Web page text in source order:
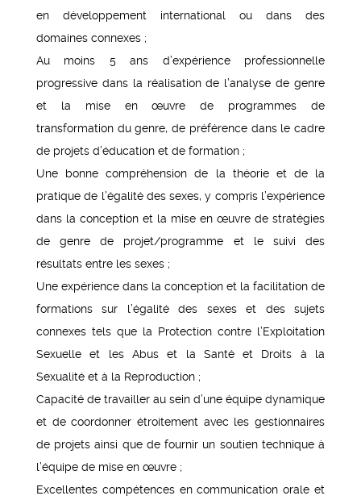
en développement international ou dans des
domaines connexes ;
Au moins 5 ans d’expérience professionnelle
progressive dans la réalisation de l’analyse de genre
et la mise en œuvre de programmes de
transformation du genre, de préférence dans le cadre
de projets d’éducation et de formation ;
Une bonne compréhension de la théorie et de la
pratique de l’égalité des sexes, y compris l’expérience
dans la conception et la mise en œuvre de stratégies
de genre de projet/programme et le suivi des
résultats entre les sexes ;
Une expérience dans la conception et la facilitation de
formations sur l’égalité des sexes et des sujets
connexes tels que la Protection contre l’Exploitation
Sexuelle et les Abus et la Santé et Droits à la
Sexualité et à la Reproduction ;
Capacité de travailler au sein d’une équipe dynamique
et de coordonner étroitement avec les gestionnaires
de projets ainsi que de fournir un soutien technique à
l’équipe de mise en œuvre ;
Excellentes compétences en communication orale et